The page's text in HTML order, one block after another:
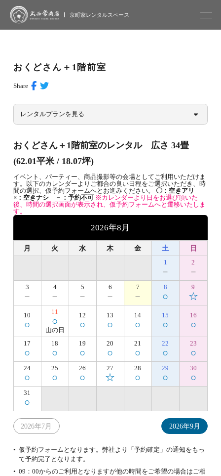
大西常商店
京町家レンタルスペース
おくどさん＋1階前室
Share
レンタルプランを見る
おくどさん＋1階前室のレンタル 広さ 34畳
(62.01平米 / 18.07坪)
イベント、パーティー、商品撮影等の会場としてご利用いただけま
す。以下のカレンダーよりご都合の良い日程をご選択いただき、時
間の選択、仮予約フォームへとお進みください。 〇：空きアリ
×：空きナシ －：予約不可 ※カレンダーより日をお選び頂いた
後、時間の選択画面が表示され、仮予約フォームへと遷移いたしま
す。
2026年8月
月 火 水 木 金 土 日
1
－
2
－
3
－
4
－
5
－
6
－
7
－
8
○
9
☆
10
○
11
○
山の日
12
○
13
○
14
○
15
○
16
○
17
○
18
○
19
○
20
○
21
○
22
○
23
○
24
○
25
○
26
○
27
☆
28
○
29
○
30
○
31
○
2026年7月 2026年9月
仮予約フォームとなります。弊社より「予約確定」の通知をもっ
て予約完了となります。
09：00からのご利用となりますが他の時間をご希望の場合はご相